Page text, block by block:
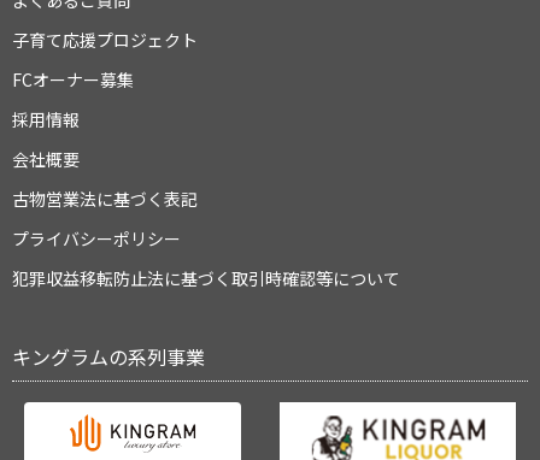
子育て応援プロジェクト
FCオーナー募集
採用情報
会社概要
古物営業法に基づく表記
プライバシーポリシー
犯罪収益移転防止法に基づく取引時確認等について
キングラムの系列事業